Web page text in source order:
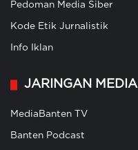
Pedoman Media Siber
Kode Etik Jurnalistik
Info Iklan
JARINGAN MEDIA
MediaBanten TV
Banten Podcast